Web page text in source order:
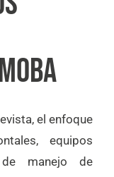
el enfoque
equipos
de manejo de